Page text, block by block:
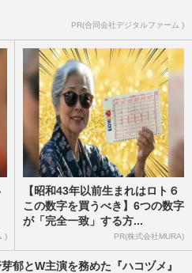
PR(合同会社デジタルファーム )
)
【昭和43年以前生まれはロト６
この数字を買うべき】6つの数字
が「完全一致」する方...
PR(株式会社MURA)
郁とW主演を務めた『ハコヅメ』